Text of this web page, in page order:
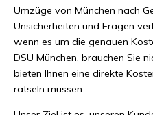
Umzüge von München nach
Unsicherheiten und Fragen
wenn es um die genauen
DSU München, brauchen Sie
bieten Ihnen eine direkte
rätseln müssen.